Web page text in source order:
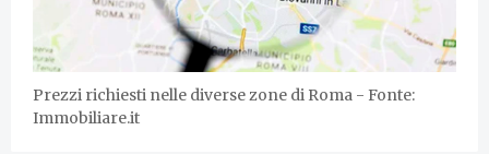
Prezzi richiesti nelle diverse zone di Roma - Fonte:
Immobiliare.it